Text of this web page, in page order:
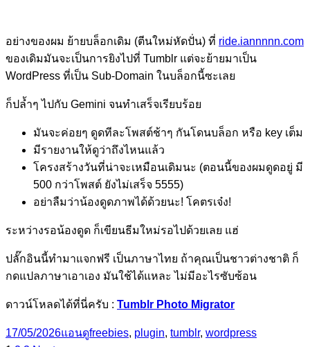
อย่างของผม ย้ายบล็อกเดิม (ตีนใหม่หัดปั่น) ที่ ride.iannnnn.com
ของเดิมมันจะเป็นการยิงไปที่ Tumblr แต่จะย้ายมาเป็น
WordPress ที่เป็น Sub-Domain ในบล็อกนี้ซะเลย
ก็ปล้ำๆ ไปกับ Gemini จนทำเสร็จเรียบร้อย
มันจะค่อยๆ ดูดทีละโพสต์ช้าๆ กันโดนบล็อก หรือ key เต็ม
มีรายงานให้ดูว่าถึงไหนแล้ว
โครงสร้างวันที่น่าจะเหมือนเดิมนะ (ตอนนี้ของผมดูดอยู่ มี
500 กว่าโพสต์ ยังไม่เสร็จ 5555)
อย่าลืมว่าน้องดูดภาพได้ด้วยนะ! โคตรเจ๋ง!
ระหว่างรอน้องดูด ก็เขียนธีมใหม่รอไปด้วยเลย แฮ่
ปลั๊กอินนี้ทำมาแจกฟรี เป็นภาษาไทย ถ้าคุณเป็นชาวต่างชาติ ก็
กดแปลภาษาเอาเอง มันใช้ได้แหละ ไม่มีอะไรซับซ้อน
ดาวน์โหลดได้ที่นี่ครับ : Tumblr Photo Migrator
Posted
17/05/2026Categories
แอนดูTags
freebies, plugin, tumblr, wordpress